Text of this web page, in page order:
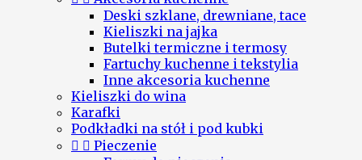
Deski szklane, drewniane, tace
Kieliszki na jajka
Butelki termiczne i termosy
Fartuchy kuchenne i tekstylia
Inne akcesoria kuchenne
Kieliszki do wina
Karafki
Podkładki na stół i pod kubki
  Pieczenie